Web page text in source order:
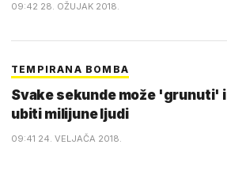
09:42 28. OŽUJAK 2018.
TEMPIRANA BOMBA
Svake sekunde može 'grunuti' i
ubiti milijune ljudi
09:41 24. VELJAČA 2018.